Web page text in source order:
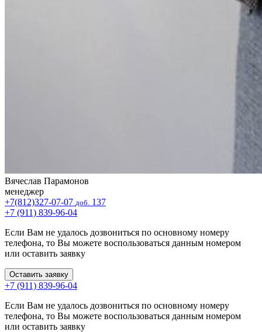
Вячеслав Парамонов
менеджер
+7(812)327-07-07 доб. 137
+7 (911) 839-96-04
Если Вам не удалось дозвониться по основному номеру
телефона, то Вы можете воспользоваться данным номером
или оставить заявку
Оставить заявку
+7 (911) 839-96-04
Если Вам не удалось дозвониться по основному номеру
телефона, то Вы можете воспользоваться данным номером
или оставить заявку